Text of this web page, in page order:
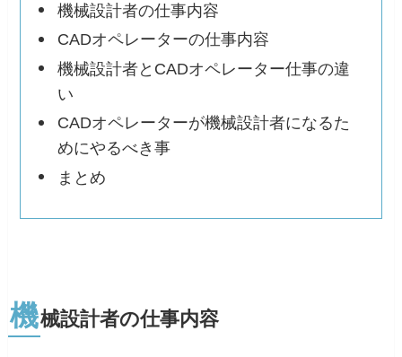
機械設計者の仕事内容
CADオペレーターの仕事内容
機械設計者とCADオペレーター仕事の違
い
CADオペレーターが機械設計者になるた
めにやるべき事
まとめ
機械設計者の仕事内容